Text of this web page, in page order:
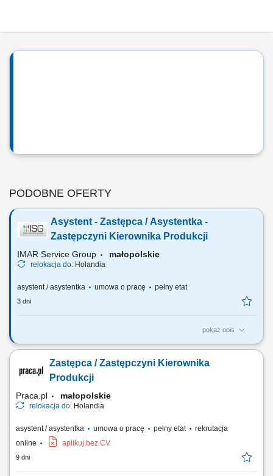
PODOBNE OFERTY
Asystent - Zastępca / Asystentka -
Zastępczyni Kierownika Produkcji
IMAR Service Group małopolskie
relokacja do: Holandia
asystent / asystentka umowa o pracę pełny etat
3 dni
pokaż opis
Twój zakres obowiązków Planowanie i koordynowanie codziennej
osób) Organizowanie i nadzorowanie pracy podległych pracowników;
Kontrola realizacji planów produkcyjnych oraz terminowości
Zastępca / Zastępczyni Kierownika
Produkcji
Praca.pl małopolskie
relokacja do: Holandia
asystent / asystentka umowa o pracę pełny etat
rekrutacja
online
aplikuj bez CV
9 dni